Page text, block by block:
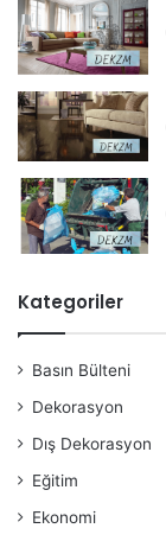
Kategoriler
Basın Bülteni
Dekorasyon
Dış Dekorasyon
Eğitim
Ekonomi